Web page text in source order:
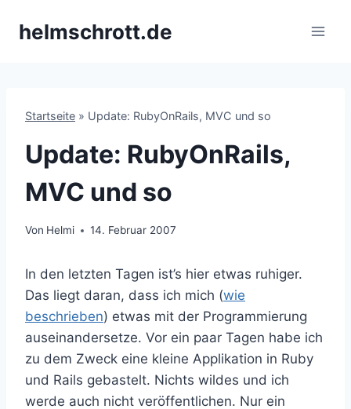
Inhalthelmschrott.de
Startseite » Update: RubyOnRails, MVC und so
Update: RubyOnRails,
MVC und so
Von Helmi 14. Februar 2007
In den letzten Tagen ist’s hier etwas ruhiger.
Das liegt daran, dass ich mich (wie
beschrieben) etwas mit der Programmierung
auseinandersetze. Vor ein paar Tagen habe ich
zu dem Zweck eine kleine Applikation in Ruby
und Rails gebastelt. Nichts wildes und ich
werde auch nicht veröffentlichen. Nur ein